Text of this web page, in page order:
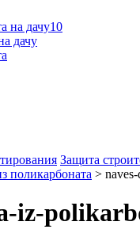
дачу
Защита
поликарбоната >
iz-